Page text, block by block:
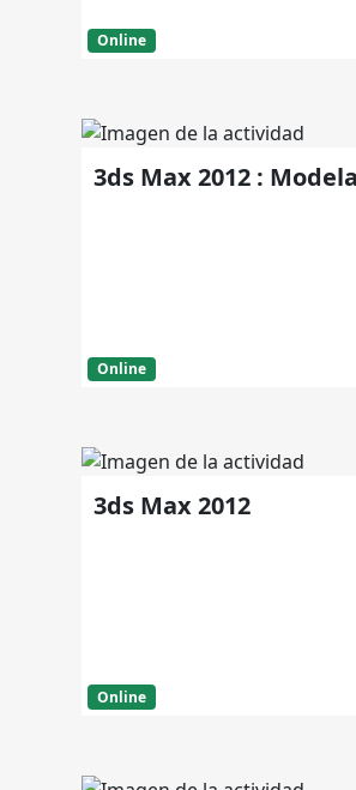
Online
3ds Max 2012 :
Online
3ds Max 2012
Online